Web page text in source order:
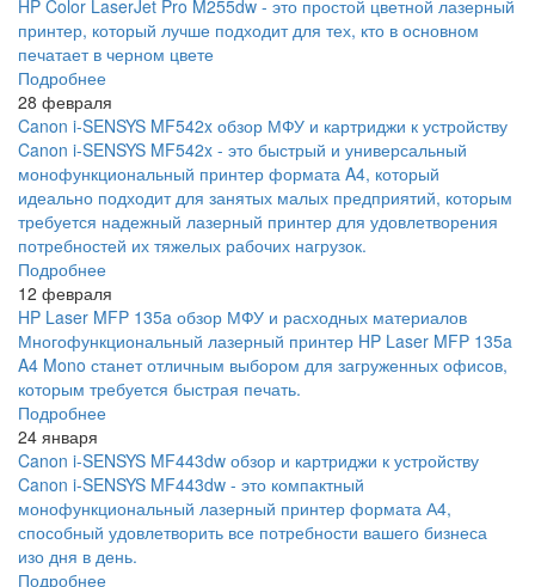
HP Color LaserJet Pro M255dw - это простой цветной лазерный
принтер, который лучше подходит для тех, кто в основном
печатает в черном цвете
Подробнее
28 февраля
Canon i-SENSYS MF542x обзор МФУ и картриджи к устройству
Canon i-SENSYS MF542x - это быстрый и универсальный
монофункциональный принтер формата A4, который
идеально подходит для занятых малых предприятий, которым
требуется надежный лазерный принтер для удовлетворения
потребностей их тяжелых рабочих нагрузок.
Подробнее
12 февраля
HP Laser MFP 135a обзор МФУ и расходных материалов
Многофункциональный лазерный принтер HP Laser MFP 135a
A4 Mono станет отличным выбором для загруженных офисов,
которым требуется быстрая печать.
Подробнее
24 января
Canon i-SENSYS MF443dw обзор и картриджи к устройству
Canon i-SENSYS MF443dw - это компактный
монофункциональный лазерный принтер формата А4,
способный удовлетворить все потребности вашего бизнеса
изо дня в день.
Подробнее